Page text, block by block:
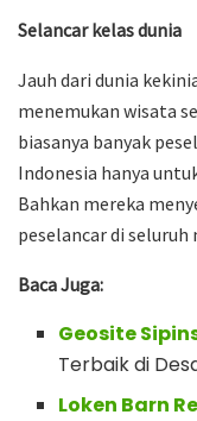
Selancar kelas dunia
Jauh dari dunia
menemukan wisata
biasanya banyak
Indonesia hanya
Bahkan mereka
peselancar di seluruh
Baca Juga:
Geosite
Terbaik di
Loken Barn